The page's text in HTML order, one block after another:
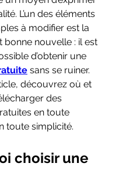
L’un des éléments
bonne nouvelle : il est
sans se ruiner.
découvrez où et
des
en toute
toute simplicité.
choisir une